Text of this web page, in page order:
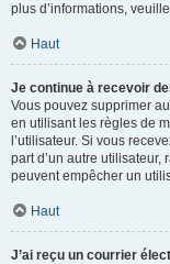
plus d’informations,
Haut
Je continue à recevoir
Vous pouvez supprimer
en utilisant les règles de
l’utilisateur. Si vous
part d’un autre utilisateur,
peuvent empêcher un
Haut
J’ai reçu un courrier